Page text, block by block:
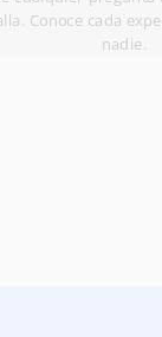
Conoce cada
nadie.